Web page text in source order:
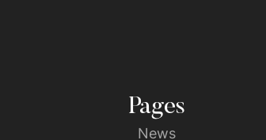
Pages
News